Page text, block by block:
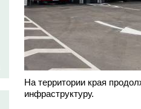
На территории края
инфраструктуру.